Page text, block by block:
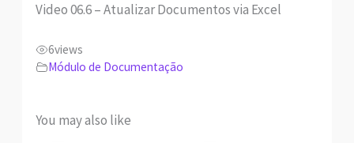
Video 06.6 – Atualizar Documentos via Excel
6views
Módulo de Documentação
You may also like